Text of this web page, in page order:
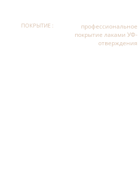
ПОКРЫТИЕ :
профессиональное
покрытие лаками УФ-
отверждения